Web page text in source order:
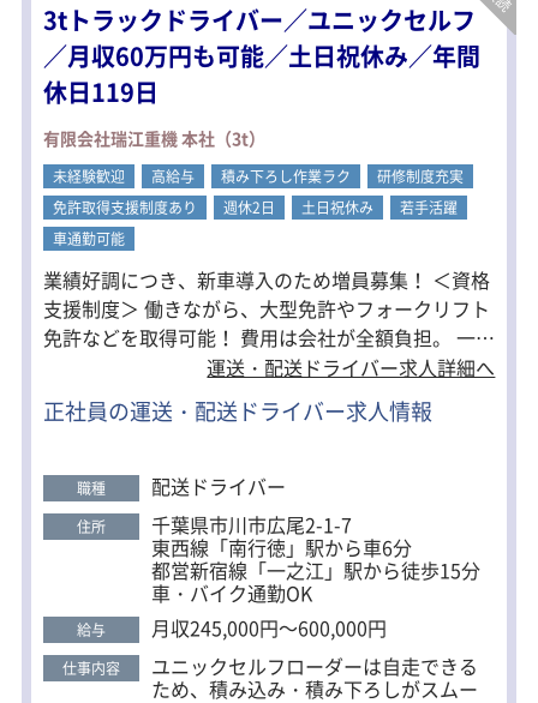
■主な業務内容
・商品の積み込み（基本はカゴ車使用
／バラ積みなし）
・コンビニ各店舗への配送
・納品作業
※パレット利用なし（空パレット回収
がまれにあり）
※商品の詰め替え作業あり（約15kg程
度）
決まったルートの定番コース配送なの
で、道や流れも覚えやすく、安定して
働ける環境です。
■未経験の方も安心
未経験の方でも安心してスタートでき
るよう、同乗研修（1～4ヶ月）を実施
しています。
頂き、免許が取れたら3t車へステップ
アップ可能。
3tトラックドライバー／ユニックセルフ
／月収60万円も可能／土日祝休み／年間
休日119日
有限会社瑞江重機 本社（3t）
未経験歓迎 高給与 積み下ろし作業ラク
研修制度充実
免許取得支援制度あり
週休2日 土日祝休み
若手活躍
車通勤可能
業績好調につき、新車導入のため増員募集！ ＜資格
支援制度＞ 働きながら、大型免許やフォークリフト
免許などを取得可能！ 費用は会社が全額負担。 一生
役立つ資格を手に入れるチャンスです。 ＜高収入を
目指す方＞ 賞与年2回／昇給年1回／平均月収40万円
～50万円 休日出勤や夜間勤務も可能なので、さらに
は、理想的な環境が整っています！ ＜働きやすい職
場＞ 週休2日制（土日祝休み）／長距離なし 柔軟な
働き方で、あなたのライフスタイルに合わせた働き
方が実現できます。 ＜Ｇマーク認定＞ 荷主からの信
頼バツグン！優良なトラック運送事業者です。 ※全
日本トラック協会が安全性向上の取り組みを実施し
た会社に対する認定制度 ＜仕事と私生活を両立した
い人に＞ 年間休日はたっぷり119日。 年末年始や
運送・配送ドライバー求人詳細へ
正社員の運送・配送ドライバー求人情報
職種 配送ドライバー
住所 千葉県市川市広尾2-1-7
東西線「南行徳」駅から車6分
都営新宿線「一之江」駅から徒歩15分
車・バイク通勤OK
給与 月収245,000円～600,000円
仕事内容 ユニックセルフローダーは自走できる
ため、積み込み・積み下ろしがスムー